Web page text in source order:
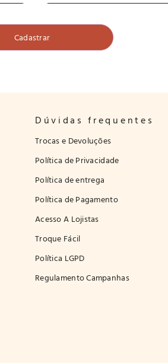
Dúvidas frequentes
Trocas e Devoluções
Política de Privacidade
Política de entrega
Política de Pagamento
Acesso A Lojistas
Troque Fácil
Política LGPD
Regulamento Campanhas